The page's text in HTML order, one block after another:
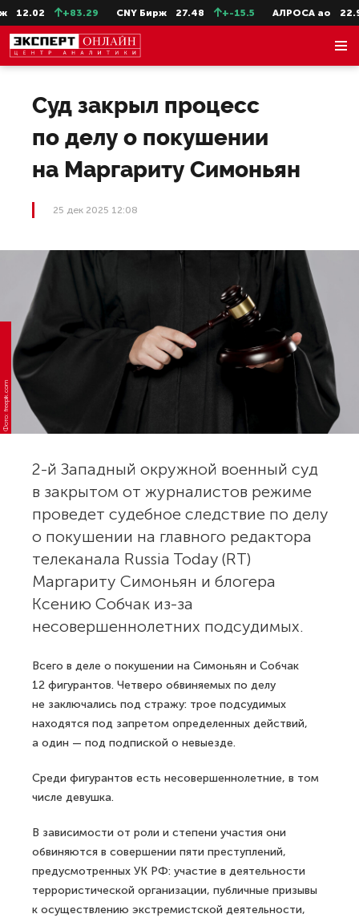
12.02 +83.29 CNY Бирж 27.48 +-15.5 АЛРОСА ао 22.99
Суд закрыл процесс
по делу о покушении
на Маргариту Симоньян
25 дек 2025 12:08
Фото: freepik.com
2-й Западный окружной военный суд
в закрытом от журналистов режиме
проведет судебное следствие по делу
о покушении на главного редактора
телеканала Russia Today (RT)
Маргариту Симоньян и блогера
Ксению Собчак из-за
несовершеннолетних подсудимых.
Всего в деле о покушении на Симоньян и Собчак
12 фигурантов. Четверо обвиняемых по делу
не заключались под стражу: трое подсудимых
находятся под запретом определенных действий,
а один — под подпиской о невыезде.
Среди фигурантов есть несовершеннолетние, в том
числе девушка.
В зависимости от роли и степени участия они
обвиняются в совершении пяти преступлений,
предусмотренных УК РФ: участие в деятельности
террористической организации, публичные призывы
к осуществлению экстремистской деятельности,